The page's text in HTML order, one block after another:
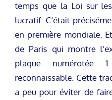
temps que la Loi sur
lucratif. C’était
en première mondiale.
de Paris qui montre
plaque
reconnaissable. Cette
a peu pour éviter de